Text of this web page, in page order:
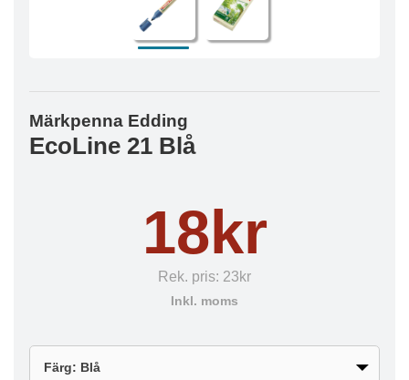
Märkpenna Edding
EcoLine 21 Blå
18kr
Rek. pris: 23kr
Inkl. moms